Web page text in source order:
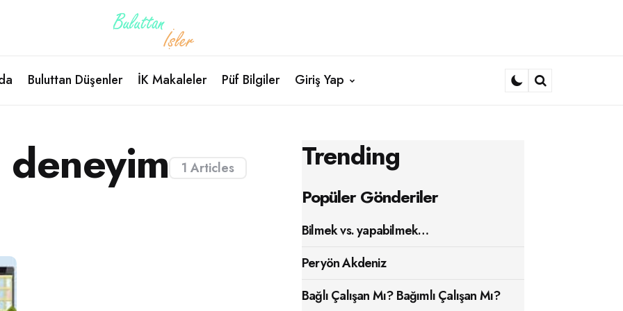
Buluttan Düşenler İK Makaleler Püf Bilgiler
Giriş Yap
1 Articles Trending
Popüler Gönderiler
Bilmek vs. yapabilmek…
Peryön Akdeniz
Bağlı Çalışan Mı? Bağımlı Çalışan Mı?